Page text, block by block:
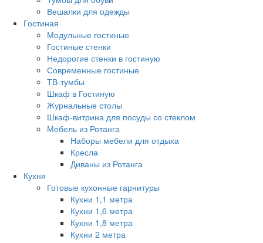
Вешалки для одежды
Гостиная
Модульные гостиные
Гостиные стенки
Недорогие стенки в гостиную
Современные гостиные
ТВ-тумбы
Шкаф в Гостиную
Журнальные столы
Шкаф-витрина для посуды со стеклом
Мебель из Ротанга
Наборы мебели для отдыха
Кресла
Диваны из Ротанга
Кухня
Готовые кухонные гарнитуры
Кухни 1,1 метра
Кухни 1,6 метра
Кухни 1,8 метра
Кухни 2 метра